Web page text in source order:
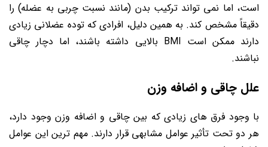
است، اما نمی تواند ترکیب بدن (مانند نسبت چربی به عضله) را
دقیقاً مشخص کند. به همین دلیل، افرادی که توده عضلانی زیادی
دارند ممکن است BMI بالایی داشته باشند، اما دچار چاقی
نباشند.
علل چاقی و اضافه وزن
با وجود فرق های زیادی که بین چاقی و اضافه وزن وجود دارد،
هر دو تحت تأثیر عوامل مشابهی قرار دارند. مهم ترین این عوامل